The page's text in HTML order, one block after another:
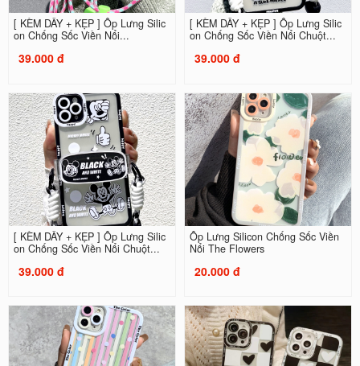
[ KÈM DÂY + KẸP ] Ốp Lưng Silic
on Chống Sốc Viền Nổi...
39.000 đ
[ KÈM DÂY + KẸP ] Ốp Lưng Silic
on Chống Sốc Viền Nổi Chuột...
39.000 đ
[ KÈM DÂY + KẸP ] Ốp Lưng Silic
on Chống Sốc Viền Nổi Chuột...
39.000 đ
Ốp Lưng Silicon Chống Sốc Viền
Nổi The Flowers
20.000 đ